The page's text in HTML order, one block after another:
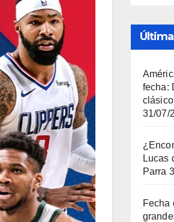
fecha:
31/07/
Lucas
Parra
Fecha